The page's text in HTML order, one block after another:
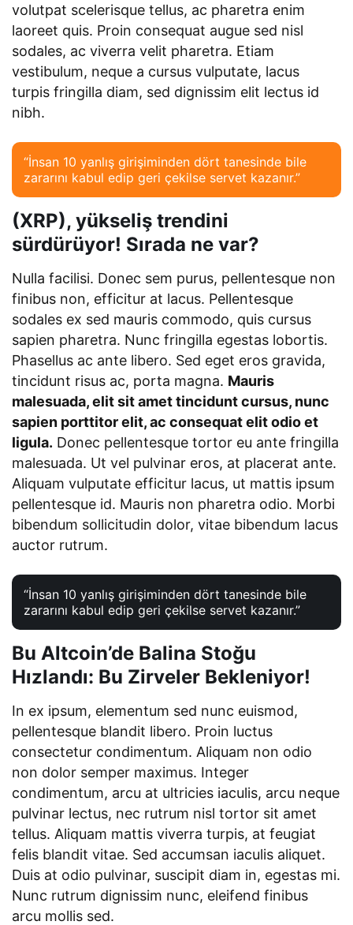
volutpat scelerisque tellus, ac pharetra enim
laoreet quis. Proin consequat augue sed nisl
sodales, ac viverra velit pharetra. Etiam
vestibulum, neque a cursus vulputate, lacus
turpis fringilla diam, sed dignissim elit lectus id
nibh.
“İnsan 10 yanlış girişiminden dört tanesinde bile
zararını kabul edip geri çekilse servet kazanır.”
(XRP), yükseliş trendini
sürdürüyor! Sırada ne var?
Nulla facilisi. Donec sem purus, pellentesque non
finibus non, efficitur at lacus. Pellentesque
sodales ex sed mauris commodo, quis cursus
sapien pharetra. Nunc fringilla egestas lobortis.
Phasellus ac ante libero. Sed eget eros gravida,
tincidunt risus ac, porta magna. Mauris
malesuada, elit sit amet tincidunt cursus, nunc
sapien porttitor elit, ac consequat elit odio et
ligula. Donec pellentesque tortor eu ante fringilla
malesuada. Ut vel pulvinar eros, at placerat ante.
Aliquam vulputate efficitur lacus, ut mattis ipsum
pellentesque id. Mauris non pharetra odio. Morbi
bibendum sollicitudin dolor, vitae bibendum lacus
auctor rutrum.
“İnsan 10 yanlış girişiminden dört tanesinde bile
zararını kabul edip geri çekilse servet kazanır.”
Bu Altcoin’de Balina Stoğu
Hızlandı: Bu Zirveler Bekleniyor!
In ex ipsum, elementum sed nunc euismod,
pellentesque blandit libero. Proin luctus
consectetur condimentum. Aliquam non odio
non dolor semper maximus. Integer
condimentum, arcu at ultricies iaculis, arcu neque
pulvinar lectus, nec rutrum nisl tortor sit amet
tellus. Aliquam mattis viverra turpis, at feugiat
felis blandit vitae. Sed accumsan iaculis aliquet.
Duis at odio pulvinar, suscipit diam in, egestas mi.
Nunc rutrum dignissim nunc, eleifend finibus
arcu mollis sed.